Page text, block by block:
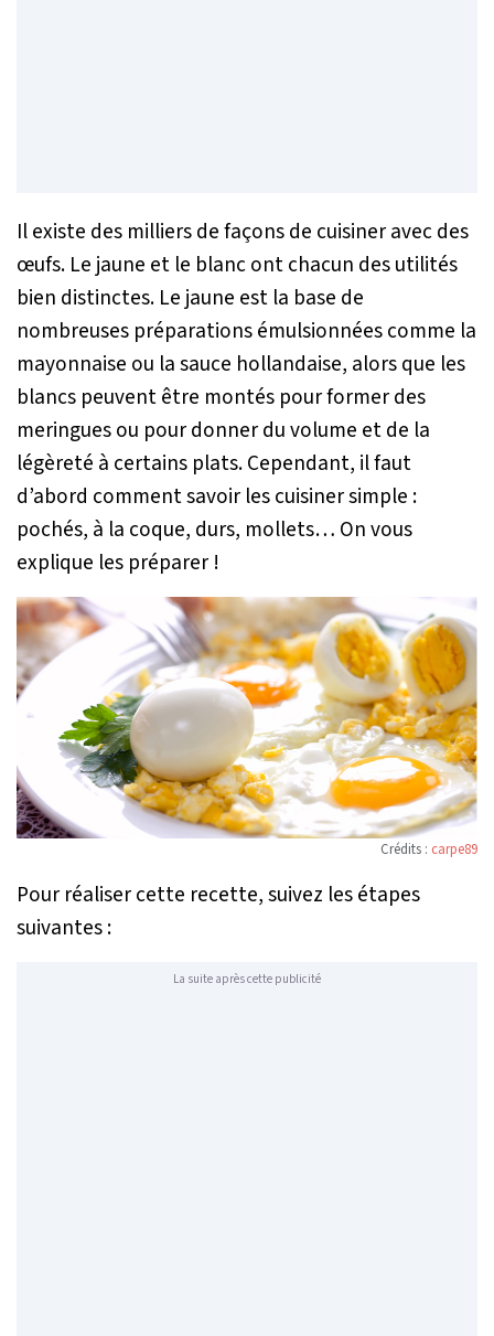
Il existe des milliers de façons de cuisiner avec des
œufs. Le jaune et le blanc ont chacun des utilités
bien distinctes. Le jaune est la base de
nombreuses préparations émulsionnées comme la
mayonnaise ou la sauce hollandaise, alors que les
blancs peuvent être montés pour former des
meringues ou pour donner du volume et de la
légèreté à certains plats. Cependant, il faut
d’abord comment savoir les cuisiner simple :
pochés, à la coque, durs, mollets… On vous
explique les préparer !
Crédits : carpe89
Pour réaliser cette recette, suivez les étapes
suivantes :
La suite après cette publicité